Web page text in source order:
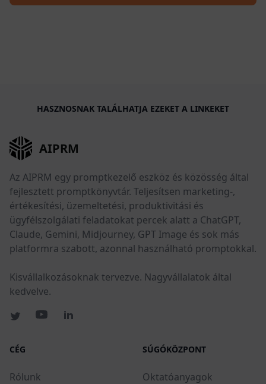
HASZNOSNAK TALÁLHATJA EZEKET A LINKEKET
AIPRM
Az AIPRM egy promptkezelő eszköz és közösség által
fejlesztett promptkönyvtár. Teljesítsen marketing-,
értékesítési, üzemeltetési, produktivitási és
ügyfélszolgálati feladatokat percek alatt a ChatGPT,
Claude, Gemini, Midjourney, GPT Image és sok más
platformra szabott, azonnal használható promptokkal.
Kisvállalkozásoknak tervezve. Nagyvállalatok által
kedvelve.
CÉG
Rólunk
SÚGÓKÖZPONT
Oktatóanyagok